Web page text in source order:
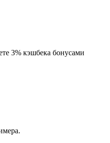
3% кэшбека бонусами